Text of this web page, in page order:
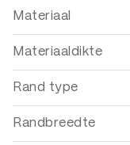
Materiaal
Materiaaldikte
Rand type
Randbreedte